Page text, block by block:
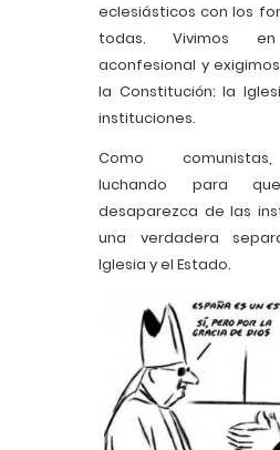
eclesiásticos con los
todas. Vivimos
aconfesional y
la Constitución: la
instituciones.
Como
luchando para
desaparezca de las
una verdadera
Iglesia y el Estado.